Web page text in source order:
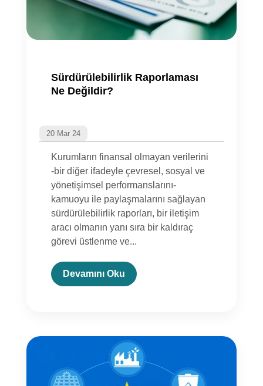
Sürdürülebilirlik Raporlaması
Ne Değildir?
20 Mar 24
Kurumların finansal olmayan verilerini
-bir diğer ifadeyle çevresel, sosyal ve
yönetişimsel performanslarını-
kamuoyu ile paylaşmalarını sağlayan
sürdürülebilirlik raporları, bir iletişim
aracı olmanın yanı sıra bir kaldıraç
görevi üstlenme ve...
Devamını Oku